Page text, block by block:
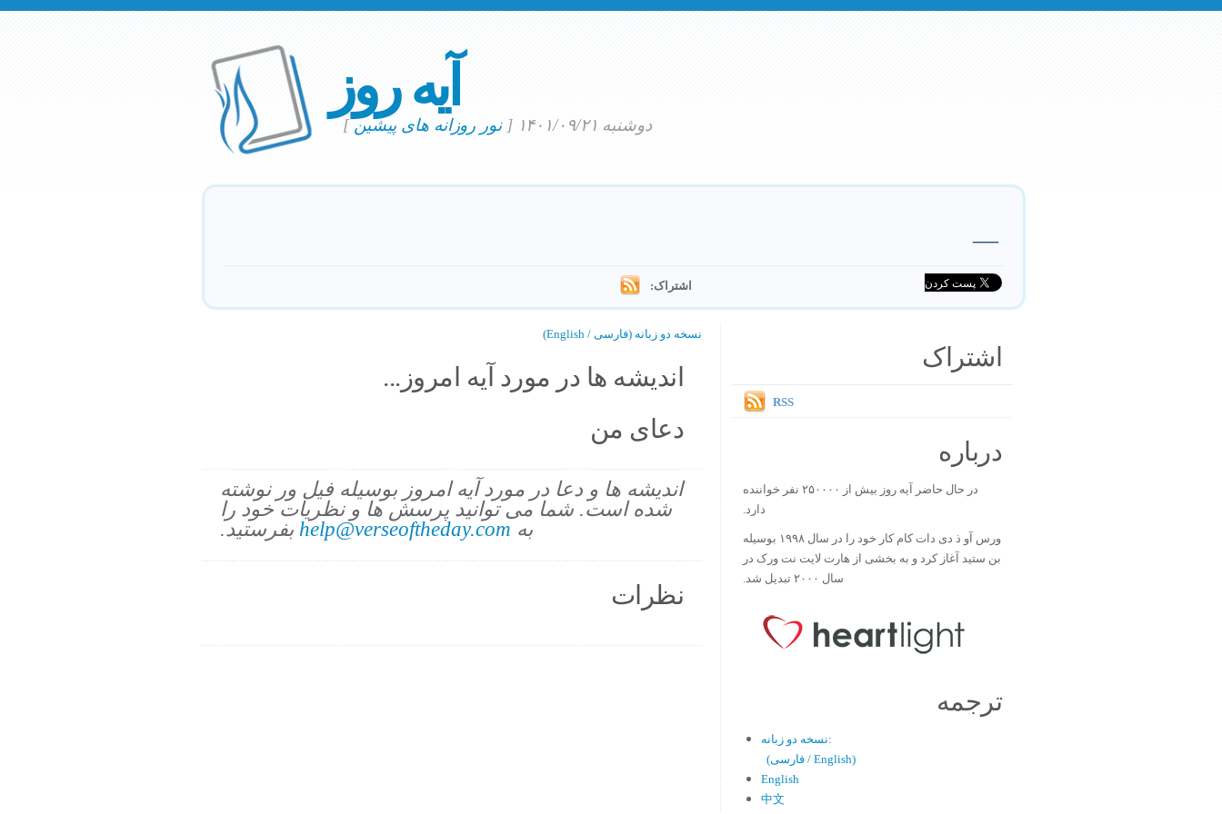
آیه روز
دوشنبه ۱۴۰۱/۰۹/۲۱ [نور روزانه های پیشین]
—
اشتراک:
نسخه دو زبانه (فارسی / English)
اندیشه ها در مورد آیه امروز...
دعای من
اندیشه ها و دعا در مورد آیه امروز بوسیله فیل ور نوشته
شده است. شما می توانید پرسش ها و نظریات خود را
بهhelp@verseoftheday.com بفرستید.
نظرات
اشتراک
RSS
درباره
در حال حاضر آیه روز بیش از ۲۵۰۰۰۰ نفر خواننده
دارد.
ورس آو ذ دی دات کام کار خود را در سال ۱۹۹۸ بوسیله
بن ستید آغاز کرد و به بخشی از هارت لایت نت ورک در
سال ۲۰۰۰ تبدیل شد.
ترجمه
نسخه دو زبانه:
(فارسی / English)
English
中文